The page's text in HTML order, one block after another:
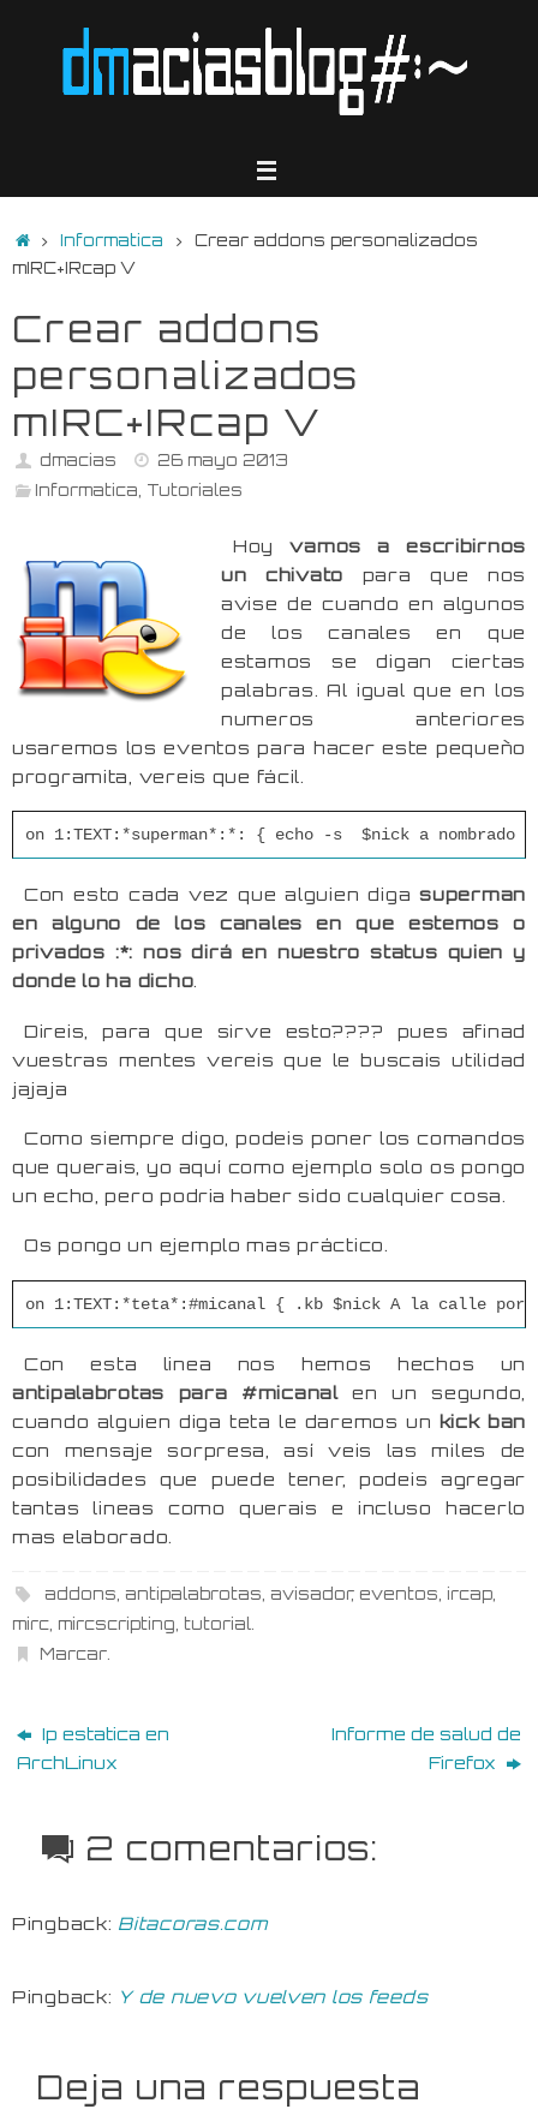
InicioInformatica
Crear addons personalizados
mIRC+IRcap V
Crear addons
personalizados
mIRC+IRcap V
dmacias
26 mayo 2013
Informatica Tutoriales
Hoyvamos a escribirnos
un chivato para que nos
avise de cuando en algunos
de los canales en que
estamos se digan ciertas
palabras. Al igual que en los
numeros anteriores
usaremos los eventos para hacer este pequeño
programita, vereis que fácil.
on 1:TEXT:*superman*:*: { echo -s $nick a nombrado
Con esto cada vez que alguien digasuperman
en alguno de los canales en que estemos o
privados :*: nos dirá en nuestro status quien y
donde lo ha dicho.
Direis, para que sirve esto???? pues afinad
vuestras mentes vereis que le buscais utilidad
jajaja
Como siempre digo, podeis poner los comandos
que querais, yo aquí como ejemplo solo os pongo
un echo, pero podria haber sido cualquier cosa.
Os pongo un ejemplo mas práctico.
on 1:TEXT:*teta*:#micanal { .kb $nick A la calle por
Con esta linea nos hemos hechos un
antipalabrotas para #micanalen un segundo,
cuando alguien diga teta le daremos un kick ban
con mensaje sorpresa, así veis las miles de
posibilidades que puede tener, podeis agregar
tantas lineas como querais e incluso hacerlo
mas elaborado.
addons antipalabrotas avisador, eventos ircap,
mirc mircscripting tutorial
Marcar.
Ip estatica en
ArchLinux
Informe de salud de
Firefox
2 comentarios:
Pingback: Bitacoras.com
Pingback: Y de nuevo vuelven los feeds
Deja una respuesta